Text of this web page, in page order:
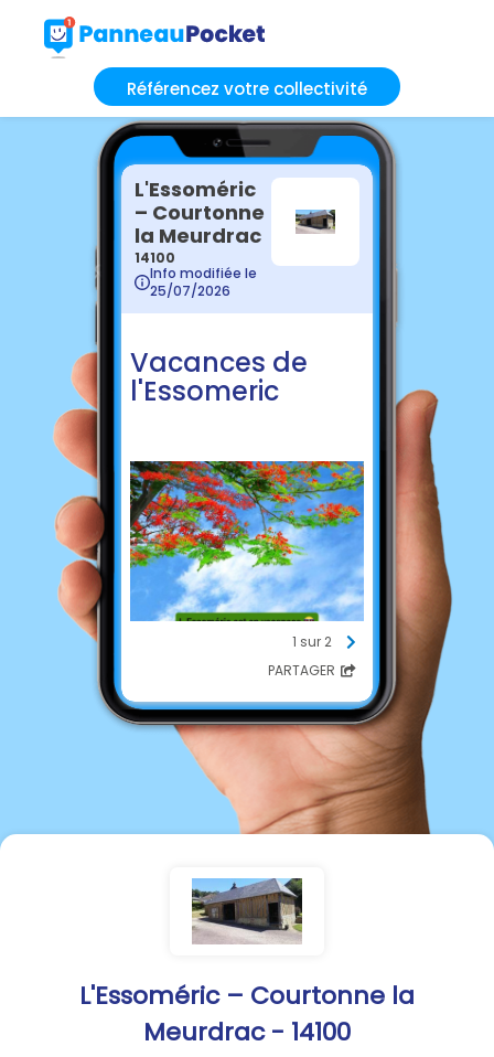
Référencez votre collectivité
L'Essoméric – Courtonne la
Meurdrac - 14100
L'Essoméric
– Courtonne
la Meurdrac
14100
Info modifiée le
25/07/2026
Vacances de
l'Essomeric
1 sur 2
PARTAGER